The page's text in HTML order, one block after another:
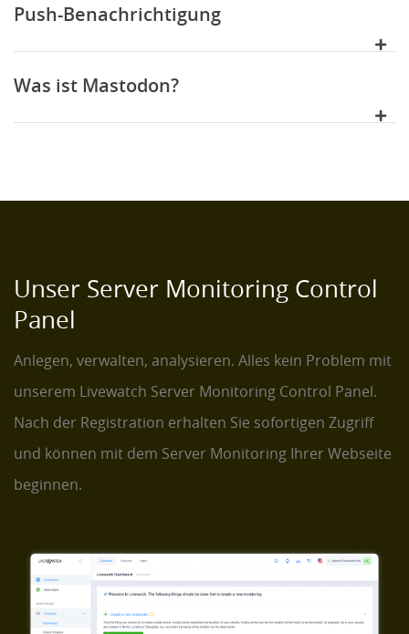
Push-Benachrichtigung
Was ist Mastodon?
Unser Server Monitoring Control
Panel
Anlegen, verwalten, analysieren. Alles kein Problem mit
unserem Livewatch Server Monitoring Control Panel.
Nach der Registration erhalten Sie sofortigen Zugriff
und können mit dem Server Monitoring Ihrer Webseite
beginnen.